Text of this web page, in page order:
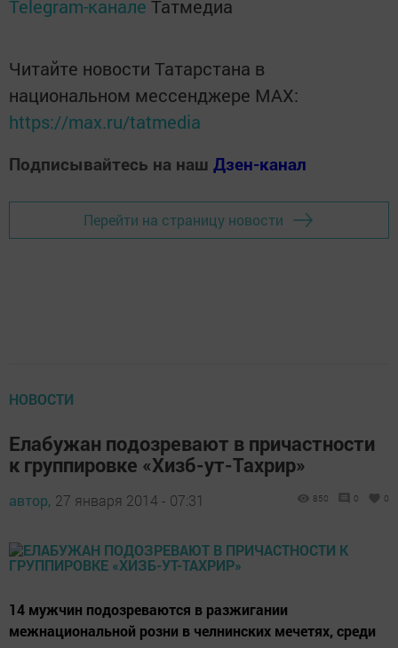
Telegram-канале Татмедиа
Читайте новости Татарстана в
национальном мессенджере MАХ:
https://max.ru/tatmedia
Подписывайтесь на наш Дзен-канал
Перейти на страницу новости
НОВОСТИ
Елабужан подозревают в причастности
к группировке «Хизб-ут-Тахрир»
автор, 27 января 2014 - 07:31 850 0 0
14 мужчин подозреваются в разжигании
межнациональной розни в челнинских мечетях, среди